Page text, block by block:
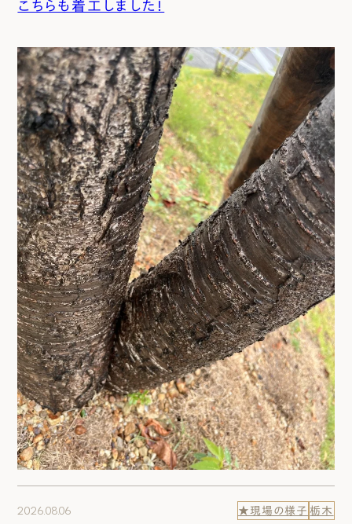
こちらも着工しました！
2026.08.06 ★現場の様子 栃木